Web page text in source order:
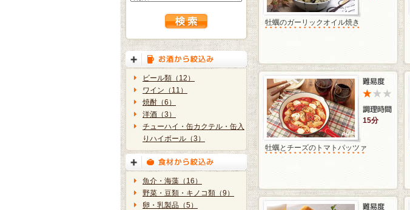
ビール類（12）
ワイン（11）
焼酎（6）
洋酒（3）
チューハイ・缶カクテル・缶入
りハイボール（3）
魚介・海藻（16）
野菜・豆類・キノコ類（9）
卵・乳製品（5）
牡蠣のガーリックオイル焼き
15分
牡蠣とチーズのトマトパッツァ